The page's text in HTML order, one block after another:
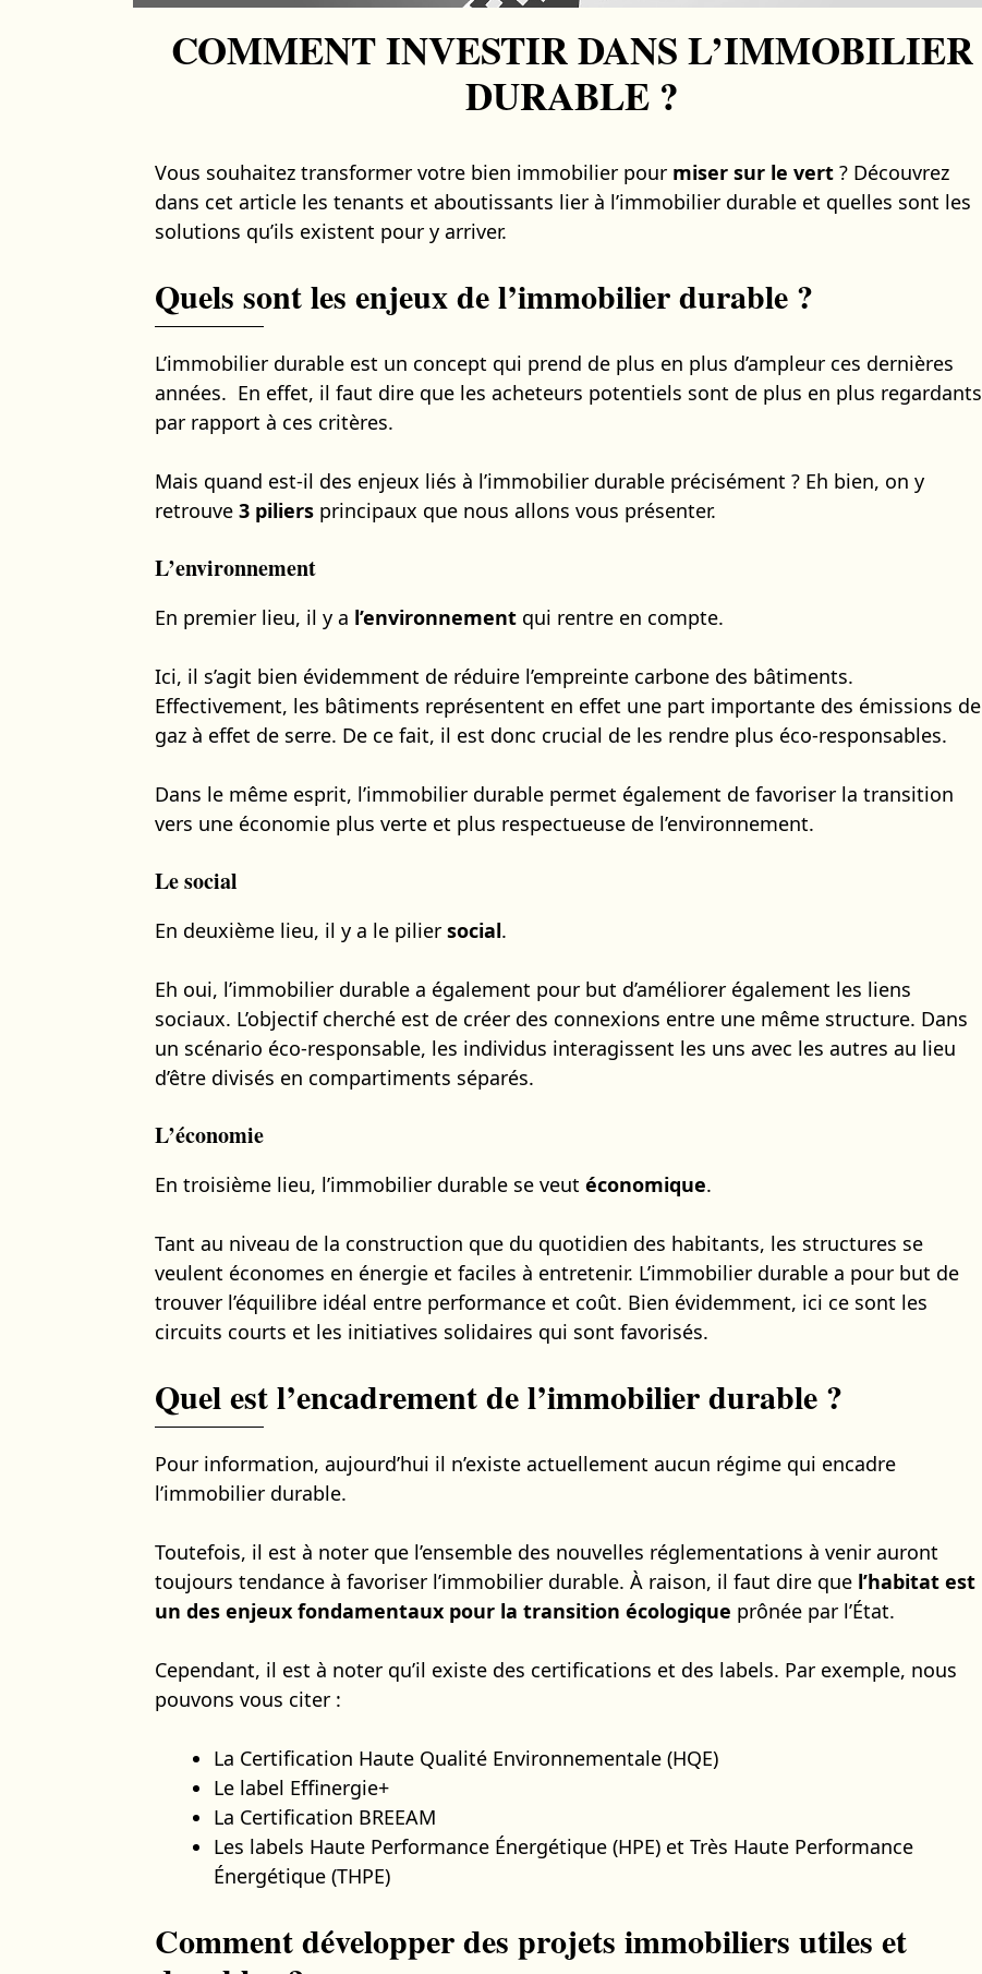
COMMENT INVESTIR DANS L’IMMOBILIER
DURABLE ?
Vous souhaitez transformer votre bien immobilier pour miser sur le vert ? Découvrez
dans cet article les tenants et aboutissants lier à l’immobilier durable et quelles sont les
solutions qu’ils existent pour y arriver.
Quels sont les enjeux de l’immobilier durable ?
L’immobilier durable est un concept qui prend de plus en plus d’ampleur ces dernières
années. En effet, il faut dire que les acheteurs potentiels sont de plus en plus regardants
par rapport à ces critères.
Mais quand est-il des enjeux liés à l’immobilier durable précisément ? Eh bien, on y
retrouve 3 piliers principaux que nous allons vous présenter.
L’environnement
En premier lieu, il y a l’environnement qui rentre en compte.
Ici, il s’agit bien évidemment de réduire l’empreinte carbone des bâtiments.
Effectivement, les bâtiments représentent en effet une part importante des émissions de
gaz à effet de serre. De ce fait, il est donc crucial de les rendre plus éco-responsables.
Dans le même esprit, l’immobilier durable permet également de favoriser la transition
vers une économie plus verte et plus respectueuse de l’environnement.
Le social
En deuxième lieu, il y a le pilier social.
Eh oui, l’immobilier durable a également pour but d’améliorer également les liens
sociaux. L’objectif cherché est de créer des connexions entre une même structure. Dans
un scénario éco-responsable, les individus interagissent les uns avec les autres au lieu
d’être divisés en compartiments séparés.
L’économie
En troisième lieu, l’immobilier durable se veut économique.
Tant au niveau de la construction que du quotidien des habitants, les structures se
veulent économes en énergie et faciles à entretenir. L’immobilier durable a pour but de
trouver l’équilibre idéal entre performance et coût. Bien évidemment, ici ce sont les
circuits courts et les initiatives solidaires qui sont favorisés.
Quel est l’encadrement de l’immobilier durable ?
Pour information, aujourd’hui il n’existe actuellement aucun régime qui encadre
l’immobilier durable.
Toutefois, il est à noter que l’ensemble des nouvelles réglementations à venir auront
toujours tendance à favoriser l’immobilier durable. À raison, il faut dire que l’habitat est
un des enjeux fondamentaux pour la transition écologique prônée par l’État.
Cependant, il est à noter qu’il existe des certifications et des labels. Par exemple, nous
pouvons vous citer :
La Certification Haute Qualité Environnementale (HQE)
Le label Effinergie+
La Certification BREEAM
Les labels Haute Performance Énergétique (HPE) et Très Haute Performance
Énergétique (THPE)
Comment développer des projets immobiliers utiles et